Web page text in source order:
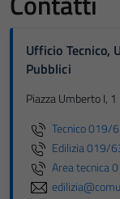
Ufficio Tecnico,
Pubblici
Piazza Umberto I,
Tecnico 019/
Edilizia 019/
Area tecnica